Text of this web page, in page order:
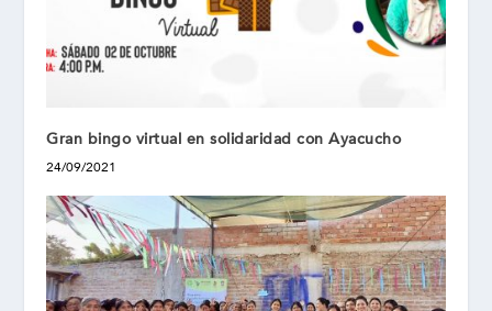
Gran bingo virtual en solidaridad con Ayacucho
24/09/2021